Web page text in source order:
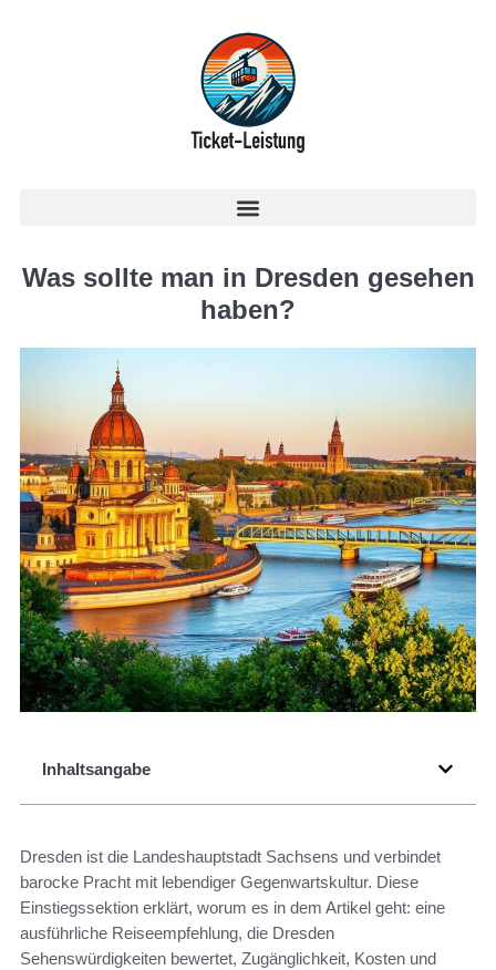
Was sollte man in Dresden gesehen
haben?
Inhaltsangabe
Dresden ist die Landeshauptstadt Sachsens und verbindet
barocke Pracht mit lebendiger Gegenwartskultur. Diese
Einstiegssektion erklärt, worum es in dem Artikel geht: eine
ausführliche Reiseempfehlung, die Dresden
Sehenswürdigkeiten bewertet, Zugänglichkeit, Kosten und